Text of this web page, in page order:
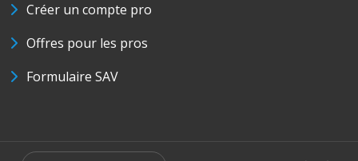
Créer un compte pro
Offres pour les pros
Formulaire SAV